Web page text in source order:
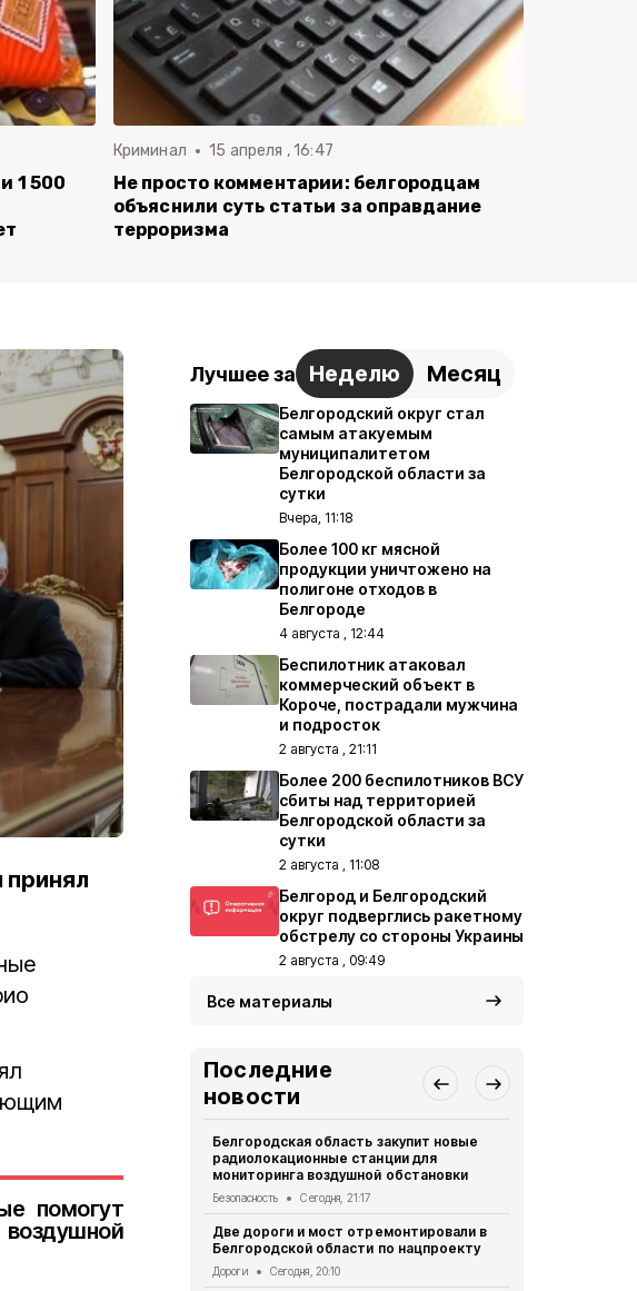
1 500
Криминал 15 апреля , 16:47
Не просто комментарии: белгородцам
объяснили суть статьи за оправдание
терроризма
принял
помогут
Лучшее за Неделю Месяц
Белгородский округ стал
самым атакуемым
муниципалитетом
Белгородской области за
сутки
Вчера, 11:18
Более 100 кг мясной
продукции уничтожено на
полигоне отходов в
Белгороде
4 августа , 12:44
Беспилотник атаковал
коммерческий объект в
Короче, пострадали мужчина
и подросток
2 августа , 21:11
Более 200 беспилотников ВСУ
сбиты над территорией
Белгородской области за
сутки
2 августа , 11:08
Белгород и Белгородский
округ подверглись ракетному
обстрелу со стороны Украины
2 августа , 09:49
Все материалы
Последние
новости
Белгородская область закупит новые
радиолокационные станции для
мониторинга воздушной обстановки
Безопасность Сегодня, 21:17
Две дороги и мост отремонтировали в
Белгородской области по нацпроекту
Дороги Сегодня, 20:10